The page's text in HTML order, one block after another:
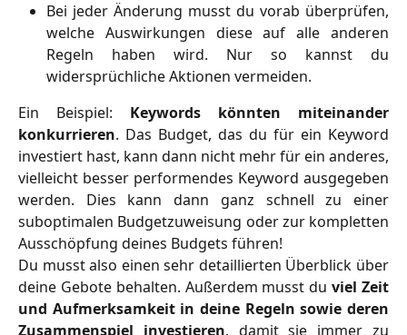
Bei jeder Änderung musst du vorab überprüfen,
welche Auswirkungen diese auf alle anderen
Regeln haben wird. Nur so kannst du
widersprüchliche Aktionen vermeiden.
Ein Beispiel: Keywords könnten miteinander
konkurrieren. Das Budget, das du für ein Keyword
investiert hast, kann dann nicht mehr für ein anderes,
vielleicht besser performendes Keyword ausgegeben
werden. Dies kann dann ganz schnell zu einer
suboptimalen Budgetzuweisung oder zur kompletten
Ausschöpfung deines Budgets führen!
Du musst also einen sehr detaillierten Überblick über
deine Gebote behalten. Außerdem musst duviel Zeit
und Aufmerksamkeit in deine Regeln sowie deren
Zusammenspiel investieren, damit sie immer zu